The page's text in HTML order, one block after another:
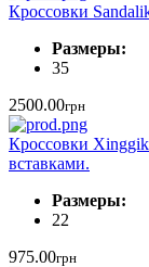
Кроссовки
Размеры:
35
2500.00грн
Кроссовки
вставками.
Размеры:
22
975.00грн